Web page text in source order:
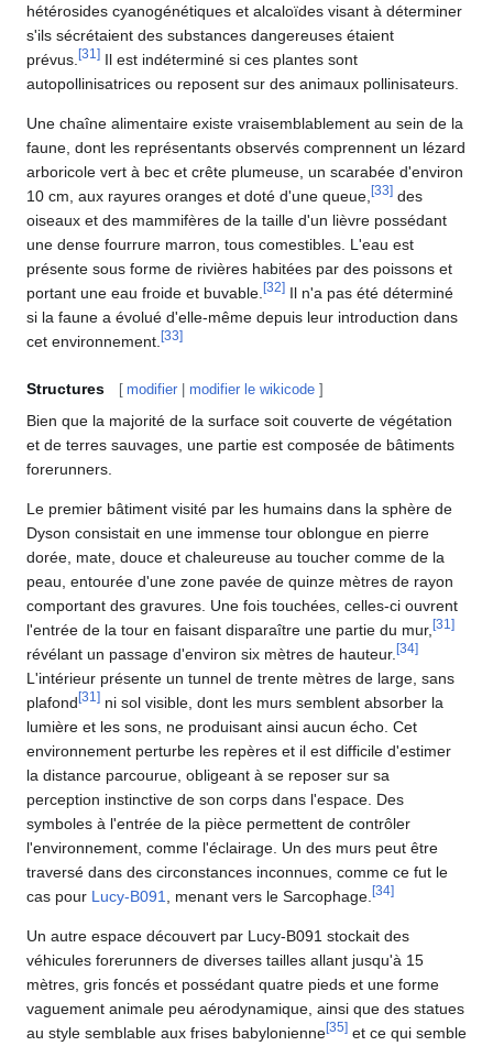
hétérosides cyanogénétiques et alcaloïdes visant à déterminer
s'ils sécrétaient des substances dangereuses étaient
prévus. [31 ] Il est indéterminé si ces plantes sont
autopollinisatrices ou reposent sur des animaux pollinisateurs.
Une chaîne alimentaire existe vraisemblablement au sein de la
faune, dont les représentants observés comprennent un lézard
arboricole vert à bec et crête plumeuse, un scarabée d'environ
10 cm, aux rayures oranges et doté d'une queue, [33] des
oiseaux et des mammifères de la taille d'un lièvre possédant
une dense fourrure marron, tous comestibles. L'eau est
présente sous forme de rivières habitées par des poissons et
portant une eau froide et buvable. [32] Il n'a pas été déterminé
si la faune a évolué d'elle-même depuis leur introduction dans
cet environnement. [33]
Structures [ modifier |modifier le wikicode ]
Bien que la majorité de la surface soit couverte de végétation
et de terres sauvages, une partie est composée de bâtiments
forerunners.
Le premier bâtiment visité par les humains dans la sphère de
Dyson consistait en une immense tour oblongue en pierre
dorée, mate, douce et chaleureuse au toucher comme de la
peau, entourée d'une zone pavée de quinze mètres de rayon
comportant des gravures. Une fois touchées, celles-ci ouvrent
l'entrée de la tour en faisant disparaître une partie du mur, [31 ]
révélant un passage d'environ six mètres de hauteur. [34]
L'intérieur présente un tunnel de trente mètres de large, sans
plafond[31 ] ni sol visible, dont les murs semblent absorber la
lumière et les sons, ne produisant ainsi aucun écho. Cet
environnement perturbe les repères et il est difficile d'estimer
la distance parcourue, obligeant à se reposer sur sa
perception instinctive de son corps dans l'espace. Des
symboles à l'entrée de la pièce permettent de contrôler
l'environnement, comme l'éclairage. Un des murs peut être
traversé dans des circonstances inconnues, comme ce fut le
cas pour Lucy-B091 , menant vers le Sarcophage. [34]
Un autre espace découvert par Lucy-B091 stockait des
véhicules forerunners de diverses tailles allant jusqu'à 15
mètres, gris foncés et possédant quatre pieds et une forme
vaguement animale peu aérodynamique, ainsi que des statues
au style semblable aux frises babylonienne[35] et ce qui semble